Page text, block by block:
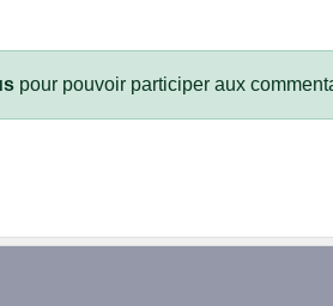
pour pouvoir participer aux